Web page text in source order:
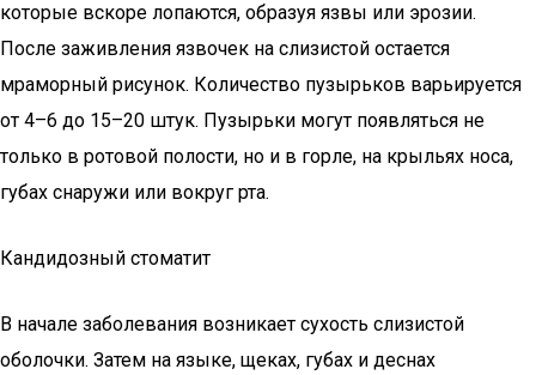
которые вскоре лопаются, образуя язвы или эрозии.
После заживления язвочек на слизистой остается
мраморный рисунок. Количество пузырьков варьируется
от 4–6 до 15–20 штук. Пузырьки могут появляться не
только в ротовой полости, но и в горле, на крыльях носа,
губах снаружи или вокруг рта.
Кандидозный стоматит
В начале заболевания возникает сухость слизистой
оболочки. Затем на языке, щеках, губах и деснах